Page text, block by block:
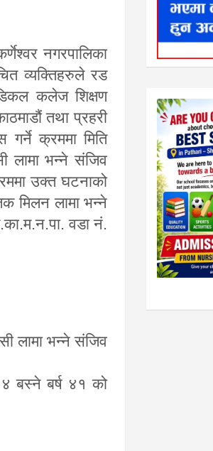
नगरपालिका
व्यक्तिहरुले रड
कलेज शिक्षण
तथा प्रहरी
क्रममा मिति
लामा भन्ने संजिव
उक्त घटनाको
मिलन लामा भन्ने
वडा नं.
लामा भन्ने संजिव
बस्ने बर्ष ४१ को